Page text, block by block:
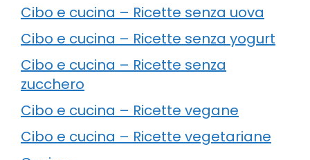
Cibo e cucina – Ricette senza uova
Cibo e cucina – Ricette senza yogurt
Cibo e cucina – Ricette senza
zucchero
Cibo e cucina – Ricette vegane
Cibo e cucina – Ricette vegetariane